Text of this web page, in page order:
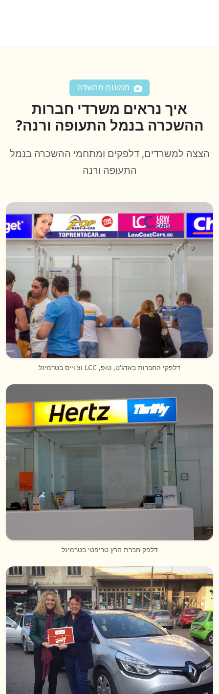
תמונות מהשדה
איך נראים משרדי חברות
ההשכרה בנמל התעופה ורנה?
הצצה למשרדים, דלפקים ומתחמי ההשכרה בנמל
התעופה ורנה
דלפקי החברות באדג'ט, טופ, LCC וצ'וייס בטרמינל
דלפק חברת הרץ טריפטי בטרמינל